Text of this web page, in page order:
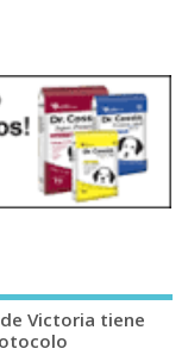
Victoria tiene